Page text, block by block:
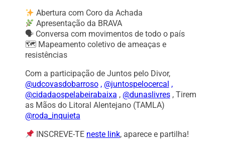
Abertura com Coro da Achada
Apresentação da BRAVA
🗣 Conversa com movimentos de todo o país
🗺 Mapeamento coletivo de ameaças e
resistências
Com a participação de Juntos pelo Divor,
@udcovasdobarroso, @juntospelocercal ,
@cidadaospelabeirabaixa , @dunaslivres, Tirem
as Mãos do Litoral Alentejano (TAMLA)
@roda_inquieta
INSCREVE-TE neste link, aparece e partilha!